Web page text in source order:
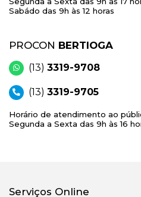
Sabádo das 9h às 12 horas
PROCON BERTIOGA
(13) 3319-9708
(13) 3319-9705
Horário de atendimento ao
Segunda a Sexta das 9h às 16
Serviços Online